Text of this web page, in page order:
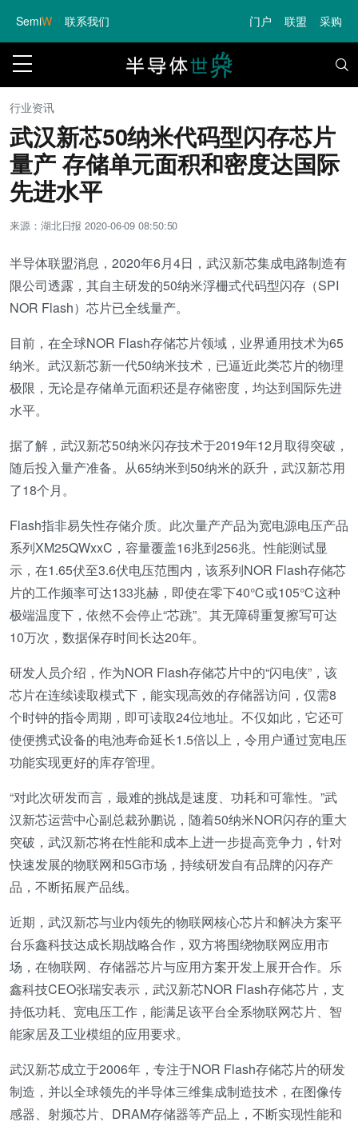
SemiW 联系我们 门户 联盟 采购
行业资讯
武汉新芯50纳米代码型闪存芯片
量产 存储单元面积和密度达国际
先进水平
来源：湖北日报2020-06-09 08:50:50
半导体联盟消息，2020年6月4日，武汉新芯集成电路制造有
限公司透露，其自主研发的50纳米浮栅式代码型闪存（SPI
NOR Flash）芯片已全线量产。
目前，在全球NOR Flash存储芯片领域，业界通用技术为65
纳米。武汉新芯新一代50纳米技术，已逼近此类芯片的物理
极限，无论是存储单元面积还是存储密度，均达到国际先进
水平。
据了解，武汉新芯50纳米闪存技术于2019年12月取得突破，
随后投入量产准备。从65纳米到50纳米的跃升，武汉新芯用
了18个月。
Flash指非易失性存储介质。此次量产产品为宽电源电压产品
系列XM25QWxxC，容量覆盖16兆到256兆。性能测试显
示，在1.65伏至3.6伏电压范围内，该系列NOR Flash存储芯
片的工作频率可达133兆赫，即使在零下40℃或105℃这种
极端温度下，依然不会停止“芯跳”。其无障碍重复擦写可达
10万次，数据保存时间长达20年。
研发人员介绍，作为NOR Flash存储芯片中的“闪电侠”，该
芯片在连续读取模式下，能实现高效的存储器访问，仅需8
个时钟的指令周期，即可读取24位地址。不仅如此，它还可
使便携式设备的电池寿命延长1.5倍以上，令用户通过宽电压
功能实现更好的库存管理。
“对此次研发而言，最难的挑战是速度、功耗和可靠性。”武
汉新芯运营中心副总裁孙鹏说，随着50纳米NOR闪存的重大
突破，武汉新芯将在性能和成本上进一步提高竞争力，针对
快速发展的物联网和5G市场，持续研发自有品牌的闪存产
品，不断拓展产品线。
近期，武汉新芯与业内领先的物联网核心芯片和解决方案平
台乐鑫科技达成长期战略合作，双方将围绕物联网应用市
场，在物联网、存储器芯片与应用方案开发上展开合作。乐
鑫科技CEO张瑞安表示，武汉新芯NOR Flash存储芯片，支
持低功耗、宽电压工作，能满足该平台全系物联网芯片、智
能家居及工业模组的应用要求。
武汉新芯成立于2006年，专注于NOR Flash存储芯片的研发
制造，并以全球领先的半导体三维集成制造技术，在图像传
感器、射频芯片、DRAM存储器等产品上，不断实现性能和